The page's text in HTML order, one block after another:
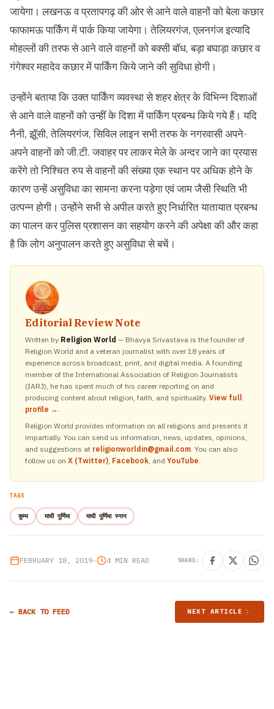
जायेगा। लखनऊ व प्रतापगढ़ की ओर से आने वाले वाहनों को बेला कछार
फाफामऊ पार्किंग में पार्क किया जायेगा। तेलियरगंज, एलनगंज इत्यादि
मोहल्लों की तरफ से आने वाले वाहनों को बक्सी बॉध, बड़ा बघाड़ा कछार व
गंगेश्वर महादेव कछार में पार्किंग किये जाने की सुविधा होगी।
उन्होंने बताया कि उक्त पार्किंग व्यवस्था से शहर क्षेत्र के विभिन्न दिशाओं
से आने वाले वाहनों को उन्हीं के दिशा में पार्किंग प्रबन्ध किये गये हैं। यदि
नैनी, झूॅसी, तेलियरगंज, सिविल लाइन सभी तरफ के नगरवासी अपने-
अपने वाहनों को जी.टी. जवाहर पर लाकर मेले के अन्दर जाने का प्रयास
करेंगे तो निश्चित रुप से वाहनों की संख्या एक स्थान पर अधिक होने के
कारण उन्हें असुविधा का सामना करना पड़ेगा एवं जाम जैसी स्थिति भी
उत्पन्न होगी। उन्होंने सभी से अपील करते हुए निर्धारित यातायात प्रबन्ध
का पालन कर पुलिस प्रशासन का सहयोग करने की अपेक्षा की और कहा
है कि लोग अनुपालन करते हुए असुविधा से बचें।
Editorial Review Note
Written by Religion World — Bhavya Srivastava is the founder of
Religion World and a veteran journalist with over 18 years of
experience across broadcast, print, and digital media. A founding
member of the International Association of Religion Journalists
(IARJ), he has spent much of his career reporting on and
producing content about religion, faith, and spirituality. View full
profile → .
Religion World provides information on all religions and presents it
impartially. You can send us information, news, updates, opinions,
and suggestions at religionworldin@gmail.com. You can also
follow us on X (Twitter), Facebook, and YouTube.
TAGS
कुम्भ माघी पूर्णिमा माघी पूर्णिमा स्नान
FEBRUARY 18, 2019• 4 MIN READ SHARE:
← BACK TO FEED NEXT ARTICLE